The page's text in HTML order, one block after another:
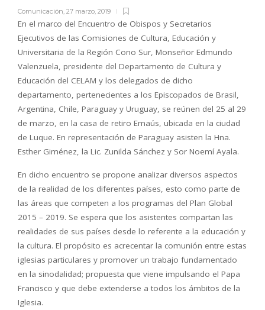
Comunicación 27 marzo, 2019
En el marco del Encuentro de Obispos y Secretarios
Ejecutivos de las Comisiones de Cultura, Educación y
Universitaria de la Región Cono Sur, Monseñor Edmundo
Valenzuela, presidente del Departamento de Cultura y
Educación del CELAM y los delegados de dicho
departamento, pertenecientes a los Episcopados de Brasil,
Argentina, Chile, Paraguay y Uruguay, se reúnen del 25 al 29
de marzo, en la casa de retiro Emaús, ubicada en la ciudad
de Luque. En representación de Paraguay asisten la Hna.
Esther Giménez, la Lic. Zunilda Sánchez y Sor Noemí Ayala.
En dicho encuentro se propone analizar diversos aspectos
de la realidad de los diferentes países, esto como parte de
las áreas que competen a los programas del Plan Global
2015 – 2019. Se espera que los asistentes compartan las
realidades de sus países desde lo referente a la educación y
la cultura. El propósito es acrecentar la comunión entre estas
iglesias particulares y promover un trabajo fundamentado
en la sinodalidad; propuesta que viene impulsando el Papa
Francisco y que debe extenderse a todos los ámbitos de la
Iglesia.